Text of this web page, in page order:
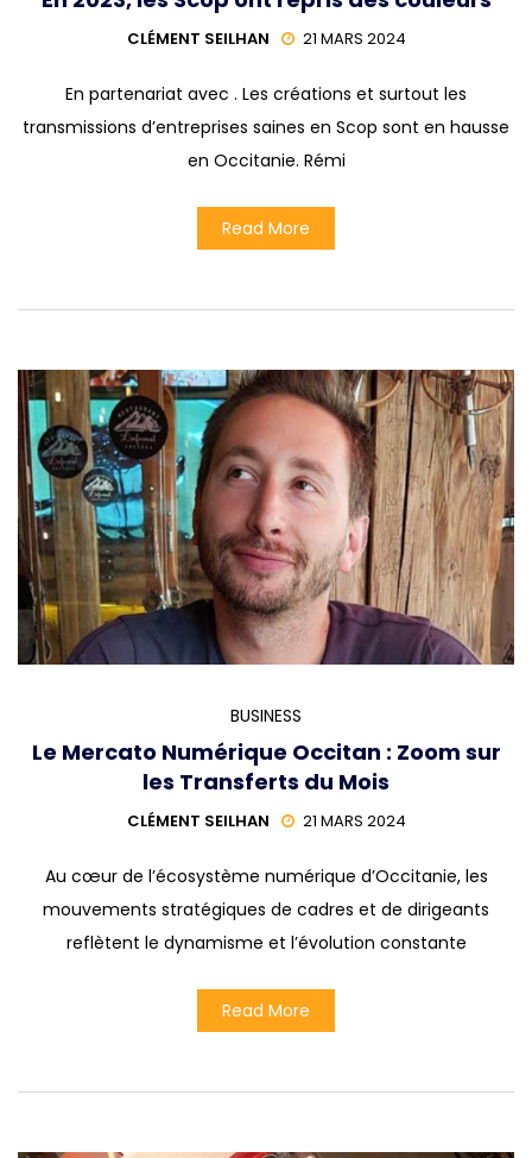
CLÉMENT SEILHAN 21 MARS 2024
En partenariat avec . Les créations et surtout les
transmissions d’entreprises saines en Scop sont en hausse
en Occitanie. Rémi
Read More
BUSINESS
Le Mercato Numérique Occitan : Zoom sur
les Transferts du Mois
CLÉMENT SEILHAN 21 MARS 2024
Au cœur de l’écosystème numérique d’Occitanie, les
mouvements stratégiques de cadres et de dirigeants
reflètent le dynamisme et l’évolution constante
Read More